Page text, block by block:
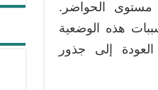
مستوى الحواضر.
هذه الوضعية
إلى جذور